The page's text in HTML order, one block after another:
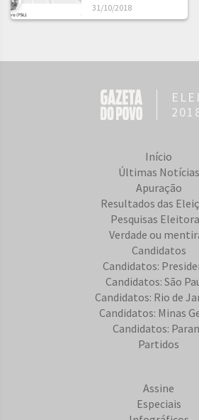
31/10/2018
Início
Últimas Notícias
Apuração
Resultados das
Pesquisas
Verdade ou
Candidatos
Candidatos:
Candidatos: São
Candidatos: Rio de
Candidatos: Minas
Candidatos:
Partidos
Assine
Especiais